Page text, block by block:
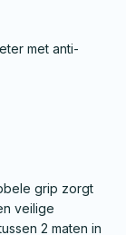
met anti-
grip zorgt
veilige
2 maten in